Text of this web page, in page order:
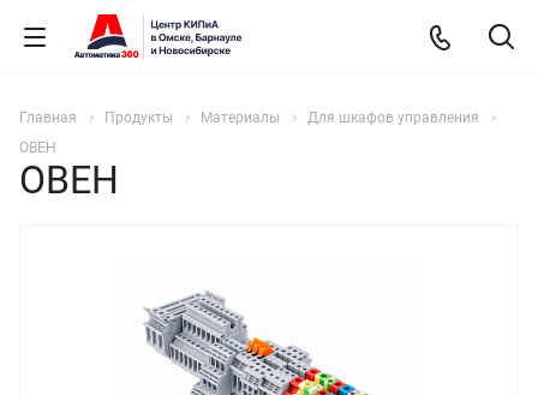
Главная Продукты Материалы
Для шкафов управления
ОВЕН
ОВЕН